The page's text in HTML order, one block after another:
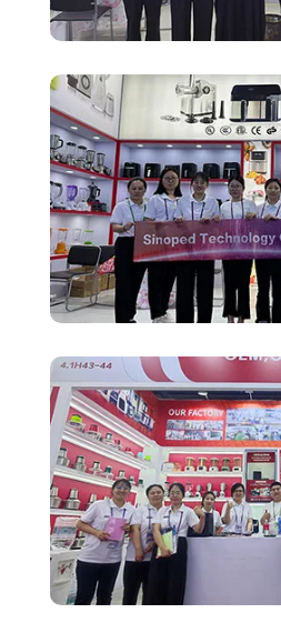
135ª Feria
134TH Meat
Canton